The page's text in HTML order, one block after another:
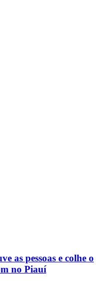
as pessoas e colhe o
no Piauí